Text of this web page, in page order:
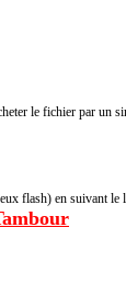
le fichier par un
flash) en suivant le